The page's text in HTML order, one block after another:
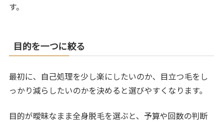
す。
目的を一つに絞る
最初に、自己処理を少し楽にしたいのか、目立つ毛をし
っかり減らしたいのかを決めると選びやすくなります。
目的が曖昧なまま全身脱毛を選ぶと、予算や回数の判断